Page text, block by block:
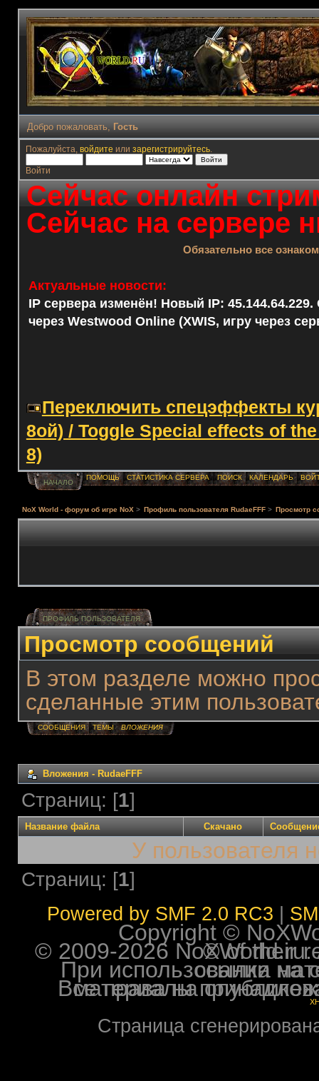
Добро пожаловать, Гость
Пожалуйста, войдите или зарегистрируйтесь.
Войти
Сейчас онлайн
Сейчас на сервере
Обязательно все
Актуальные новости:
IP сервера изменён! Новый IP: 45.144.64.229.
через Westwood Online (XWIS, игру через
Переключить спецэффекты
8ой) / Toggle Special effects of
8)
НАЧАЛО
ПОМОЩЬ СТАТИСТИКА СЕРВЕРА ПОИСК КАЛЕНДАРЬ
NoX World - форум об игре NoX > Профиль пользователя RudaeFFF > Просмотр
ПРОФИЛЬ ПОЛЬЗОВАТЕЛЯ
Просмотр сообщений
В этом разделе можно
сделанные этим
СООБЩЕНИЯ ТЕМЫ ВЛОЖЕНИЯ
Вложения - RudaeFFF
Страниц: [1]
Название файла Скачано
У пользователя
Страниц: [1]
Powered by SMF 2.0 RC3
Copyright ©
© 2009-2026 NoXWorld.ru. All
При использовании
Все права на опубликованные на форуме
Страница